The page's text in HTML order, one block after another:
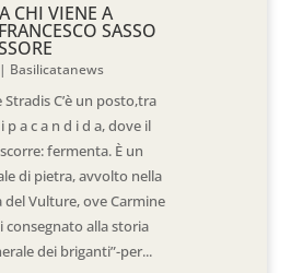
CHI VIENE A
SASSO
| Basilicatanews
Stradis C’è un posto,tra
p a c a n d i d a, dove il
fermenta. È un
di pietra, avvolto nella
del Vulture, ove Carmine
consegnato alla storia
dei briganti”-per...